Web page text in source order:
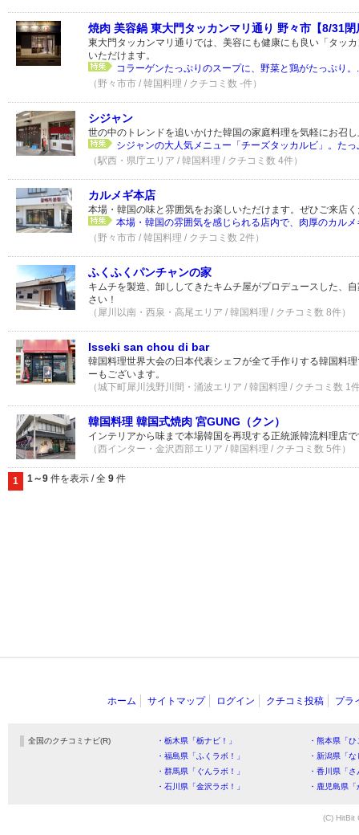
焼肉 美容鍋 東大門タッカンマリ通り 野々市【8/31閉
東大門タッカンマリ通りでは、美容にも健康にも良い「タッ
いただけます。
コラーゲンたっぷりのスープに、野菜と鶏がたっぷり。
（野々市市 / 韓国料理 / クチコミ数 -件）
シジャン
世の中のトレンドを追いかけた韓国の家庭料理を気軽にお召
シジャンの大人気メニュー「チーズタッカルビ」。た
（駅西・県庁エリア / 韓国料理 / クチコミ数 4件）
カルメギ本店
本場・韓国の味と雰囲気をお楽しいただけます。ぜひご来店
本場・韓国の雰囲気を感じられる店内で、肉厚のカル
（野々市市 / 韓国料理 / クチコミ数 2件）
ふくふくパンチャンの家
キムチを製造、卸ししてきたキムチ屋がプロデュースした、
さい！
（犀川以南・西泉・高尾エリア / 韓国料理 / クチコミ数 8件）
Isseki san chou di bar
韓国料理世界大会の日本代表シェフが全て手作りする韓国料
ーもございます。
（城下町犀川浅野川間・涌波エリア / 韓国料理 / クチコミ数 1
韓国料理 韓国式焼肉 宮GUNG（クン）
インテリアから味まで本場韓国を再現する正統派韓流料理店
（西インター・金沢西部エリア / 韓国料理 / クチコミ数 5件）
1 1～9 件を表示 / 全 9 件
ホーム サイトマップ ログイン クチコミ投稿 プラ
全国のクチコミナビ(R) ・栃木県「栃ナビ！」
・熊本県「
・福島県「ふくラボ！」
・新潟県「
・群馬県「ぐんラボ！」
・香川県「
・石川県「金沢ラボ！」
・鹿児島県
(C) HitBit